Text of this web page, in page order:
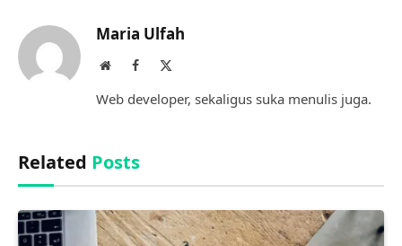
Maria Ulfah
WebsiteFacebook
Web developer, sekaligus suka menulis juga.
Related Posts